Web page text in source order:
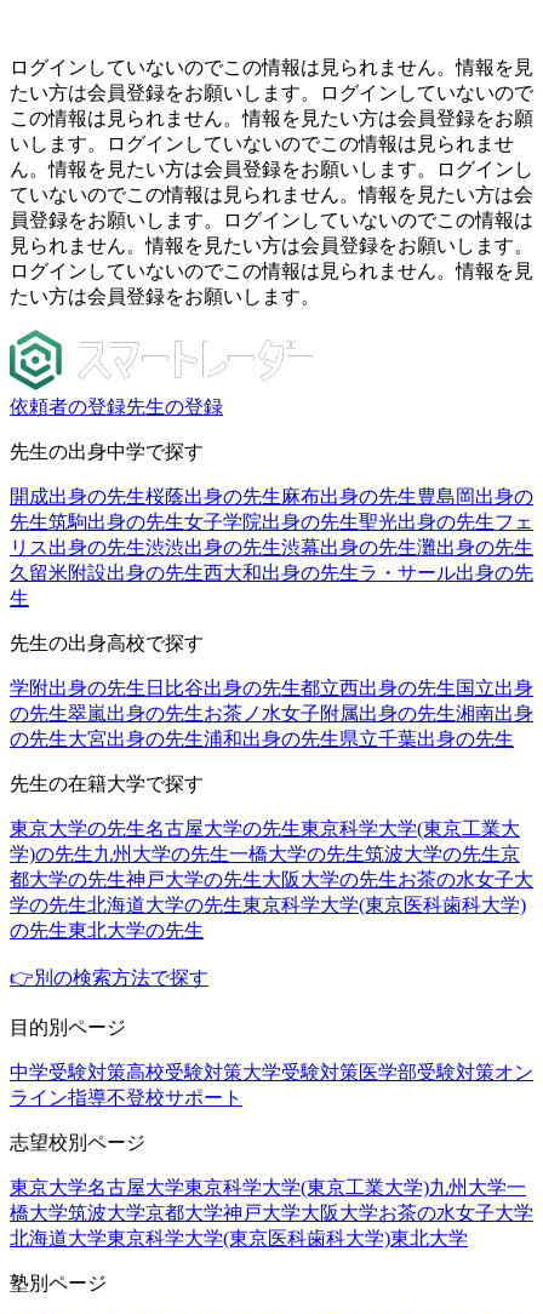
ログインしていないのでこの情報は見られません。情報を見
たい方は会員登録をお願いします。ログインしていないので
この情報は見られません。情報を見たい方は会員登録をお願
いします。ログインしていないのでこの情報は見られませ
ん。情報を見たい方は会員登録をお願いします。ログインし
ていないのでこの情報は見られません。情報を見たい方は会
員登録をお願いします。ログインしていないのでこの情報は
見られません。情報を見たい方は会員登録をお願いします。
ログインしていないのでこの情報は見られません。情報を見
たい方は会員登録をお願いします。
依頼者の登録先生の登録
先生の出身中学で探す
開成出身の先生桜蔭出身の先生麻布出身の先生豊島岡出身の
先生筑駒出身の先生女子学院出身の先生聖光出身の先生フェ
リス出身の先生渋渋出身の先生渋幕出身の先生灘出身の先生
久留米附設出身の先生西大和出身の先生ラ・サール出身の先
生
先生の出身高校で探す
学附出身の先生 日比谷出身の先生都立西出身の先生国立出身
の先生翠嵐出身の先生お茶ノ水女子附属出身の先生湘南出身
の先生大宮出身の先生浦和出身の先生県立千葉出身の先生
先生の在籍大学で探す
東京大学の先生名古屋大学の先生東京科学大学(東京工業大
学)の先生九州大学の先生一橋大学の先生筑波大学の先生京
都大学の先生神戸大学の先生大阪大学の先生お茶の水女子大
学の先生北海道大学の先生東京科学大学(東京医科歯科大学)
の先生東北大学の先生
👉別の検索方法で探す
目的別ページ
中学受験対策高校受験対策大学受験対策医学部受験対策オン
ライン指導不登校サポート
志望校別ページ
東京大学名古屋大学東京科学大学(東京工業大学)九州大学一
橋大学筑波大学京都大学神戸大学大阪大学お茶の水女子大学
北海道大学東京科学大学(東京医科歯科大学)東北大学
塾別ページ